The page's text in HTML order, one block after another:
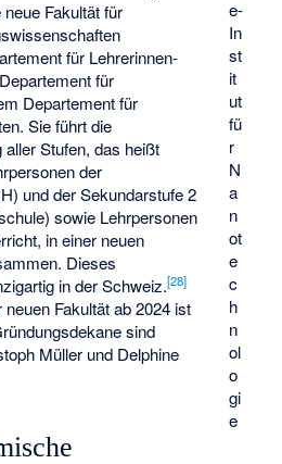
e-
In
st
it
ut
fü
r
N
a
n
ot
e
c
h
n
ol
o
gi
e
Fakultät für
für Lehrerinnen-
für
Departement für
Sie führt die
Stufen, das heißt
der
und der Sekundarstufe 2
sowie Lehrpersonen
in einer neuen
Dieses
in der Schweiz.[28]
Fakultät ab 2024 ist
sind
Müller und Delphine